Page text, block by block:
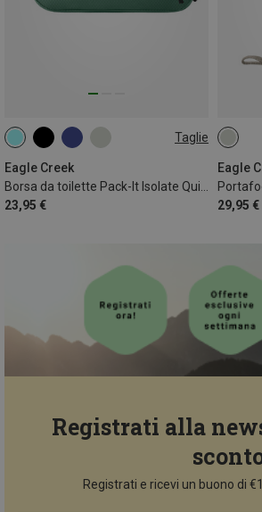
Taglie
Eagle Creek
Borsa da toilette Pack-It Isolate Quick Trip XS
23,95 €
1.5L | XS
Eagle
29,95 €
ONE
Registrati alla
Registrati e ricevi un buono di